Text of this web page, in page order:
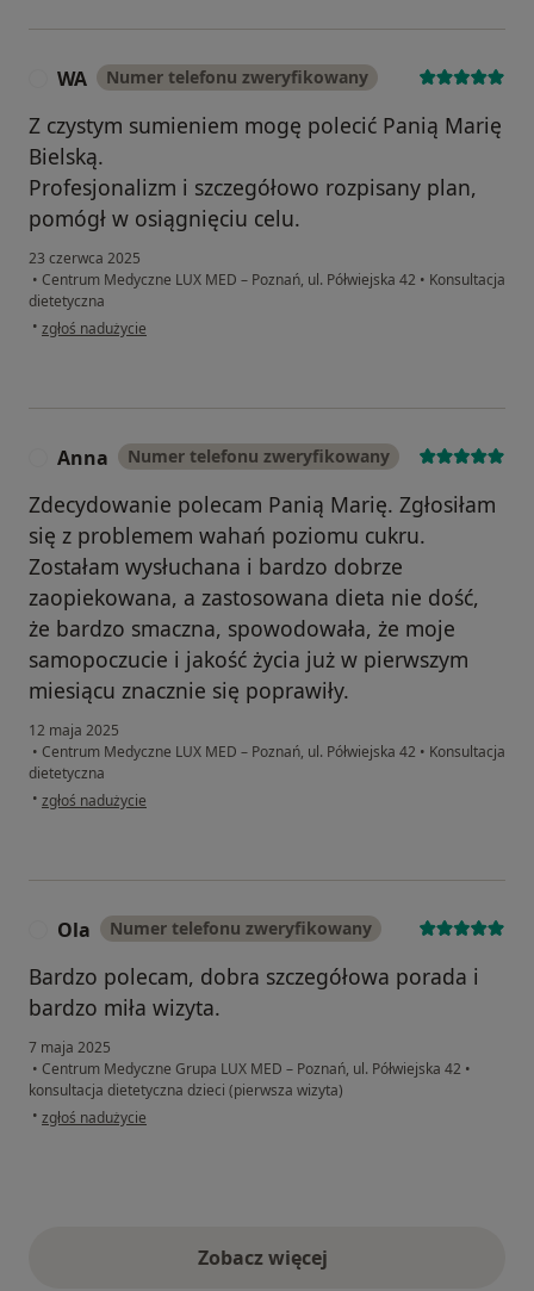
WA Numer telefonu zweryfikowany
Z czystym sumieniem mogę polecić Panią Marię
Bielską.
Profesjonalizm i szczegółowo rozpisany plan,
pomógł w osiągnięciu celu.
23 czerwca 2025
• Centrum Medyczne LUX MED – Poznań, ul. Półwiejska 42 • Konsultacja
dietetyczna
• w opinii użytkownika WA
zgłoś nadużycie
Anna Numer telefonu zweryfikowany
Zdecydowanie polecam Panią Marię. Zgłosiłam
się z problemem wahań poziomu cukru.
Zostałam wysłuchana i bardzo dobrze
zaopiekowana, a zastosowana dieta nie dość,
że bardzo smaczna, spowodowała, że moje
samopoczucie i jakość życia już w pierwszym
miesiącu znacznie się poprawiły.
12 maja 2025
• Centrum Medyczne LUX MED – Poznań, ul. Półwiejska 42 • Konsultacja
dietetyczna
• w opinii użytkownika Anna
zgłoś nadużycie
Ola Numer telefonu zweryfikowany
Bardzo polecam, dobra szczegółowa porada i
bardzo miła wizyta.
7 maja 2025
• Centrum Medyczne Grupa LUX MED – Poznań, ul. Półwiejska 42 •
konsultacja dietetyczna dzieci (pierwsza wizyta)
• w opinii użytkownika Ola
zgłoś nadużycie
Zobacz więcejopinie powyżej